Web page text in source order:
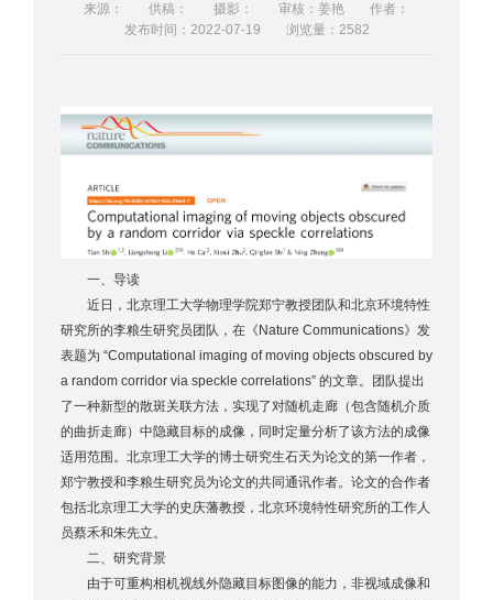
来源： 供稿： 摄影： 审核：姜艳
作者：
发布时间：2022-07-19
浏览量： 2582
一、导读
近日，北京理工大学物理学院郑宁教授团队和北京环境特性
研究所的李粮生研究员团队，在《Nature Communications》发
表题为 “Computational imaging of moving objects obscured by
a random corridor via speckle correlations” 的文章。团队提出
了一种新型的散斑关联方法，实现了对随机走廊（包含随机介质
的曲折走廊）中隐藏目标的成像，同时定量分析了该方法的成像
适用范围。北京理工大学的博士研究生石天为论文的第一作者，
郑宁教授和李粮生研究员为论文的共同通讯作者。论文的合作者
包括北京理工大学的史庆藩教授，北京环境特性研究所的工作人
员蔡禾和朱先立。
二、研究背景
由于可重构相机视线外隐藏目标图像的能力，非视域成像和